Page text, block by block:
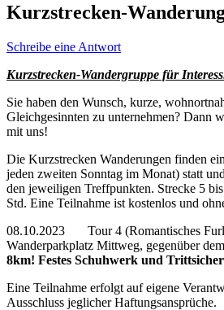
Kurzstrecken-
Schreibe eine Antwort
Kurzstrecken-Wandergruppe für
Sie haben den Wunsch, kurze,
Gleichgesinnten zu unternehmen? Dann
mit uns!
Die Kurzstrecken Wanderungen finden
jeden zweiten Sonntag im Monat) statt
den jeweiligen Treffpunkten. Strecke 5
Std. Eine Teilnahme ist kostenlos und
08.10.2023 Tour 4 (Romantisches
Wanderparkplatz Mittweg, gegenüber
8km! Festes Schuhwerk und
Eine Teilnahme erfolgt auf eigene
Ausschluss jeglicher Haftungsansprüche.